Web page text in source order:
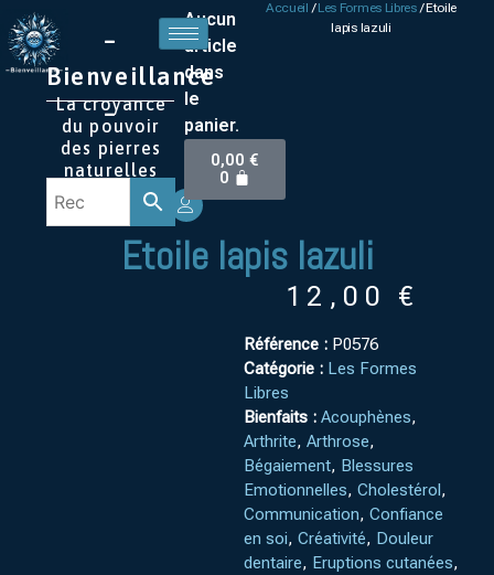
–
Bienveillance
–
La croyance
du pouvoir
des pierres
naturelles
Aucun
article
dans
le
panier.
0,00€
0
Accueil /Les Formes Libres/ Etoile
lapis lazuli
Etoile lapis lazuli
12,00 €
Référence : P0576
Catégorie : Les Formes
Libres
Bienfaits : Acouphènes,
Arthrite, Arthrose,
Bégaiement, Blessures
Emotionnelles, Cholestérol,
Communication, Confiance
en soi, Créativité, Douleur
dentaire, Eruptions cutanées,